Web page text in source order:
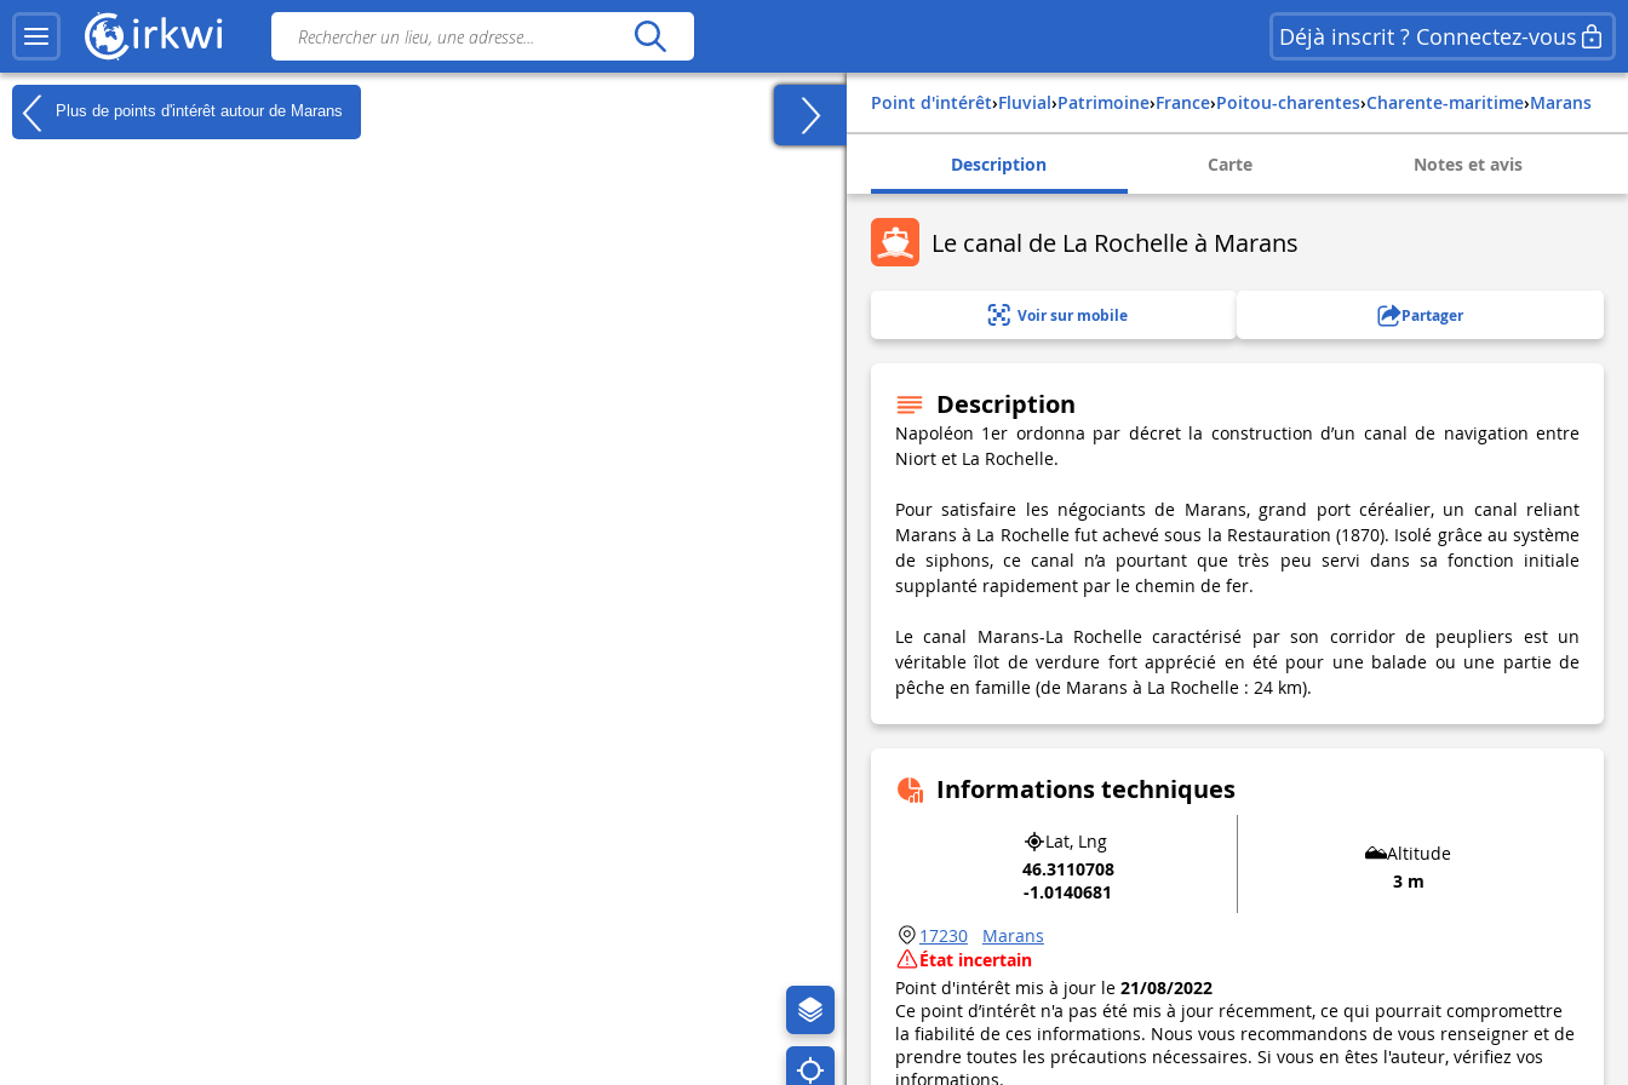
Déjà inscrit ? Connectez-vous
Plus de points d'intérêt autour de Marans Point d'intérêt› Fluvial› Patrimoine› france› poitou-charentes› charente-maritime› marans
Description Carte Notes et avis
Le canal de La Rochelle à Marans
Voir sur mobile Partager
Description
Napoléon 1er ordonna par décret la construction d’un canal de navigation entre
Niort et La Rochelle.
Pour satisfaire les négociants de Marans, grand port céréalier, un canal reliant
Marans à La Rochelle fut achevé sous la Restauration (1870). Isolé grâce au système
de siphons, ce canal n’a pourtant que très peu servi dans sa fonction initiale
supplanté rapidement par le chemin de fer.
Le canal Marans-La Rochelle caractérisé par son corridor de peupliers est un
véritable îlot de verdure fort apprécié en été pour une balade ou une partie de
pêche en famille (de Marans à La Rochelle : 24 km).
Informations techniques
Lat, Lng
46.3110708
-1.0140681
Altitude
3 m
17230
Marans
État incertain
Point d'intérêt mis à jour le 21/08/2022
Ce point d’intérêt n'a pas été mis à jour récemment, ce qui pourrait compromettre
la fiabilité de ces informations. Nous vous recommandons de vous renseigner et de
prendre toutes les précautions nécessaires. Si vous en êtes l'auteur, vérifiez vos
informations.